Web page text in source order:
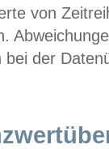
von
bei der